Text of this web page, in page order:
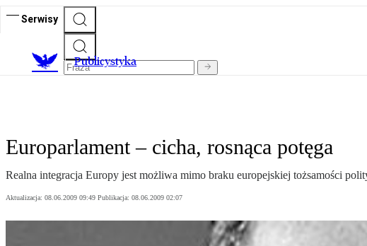
Serwisy
Publicystyka
Europarlament – cicha, rosnąca potęga
Realna integracja Europy jest możliwa mimo braku europejskiej tożsamości
Aktualizacja: 08.06.2009 09:49 Publikacja: 08.06.2009 02:07